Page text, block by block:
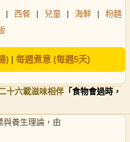
| 西餐 | 兒童 | 海鮮 |
粉麵
)| 每週煮意 (每週5天)
十六載滋味相伴 「食物會過時，
與養生理論，由